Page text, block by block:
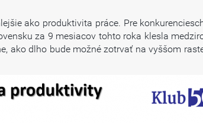
ako produktivita práce. Pre
za 9 mesiacov tohto roka klesla
ako dlho bude možné zotrvať na vyššom